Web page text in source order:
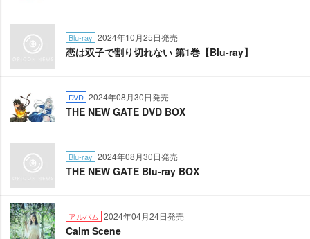
Blu-ray 2024年10月25日発売
恋は双子で割り切れない 第1巻【Blu-ray】
DVD 2024年08月30日発売
THE NEW GATE DVD BOX
Blu-ray 2024年08月30日発売
THE NEW GATE Blu-ray BOX
アルバム 2024年04月24日発売
Calm Scene